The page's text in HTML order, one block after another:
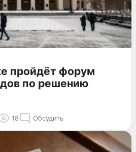
пройдёт форум
по решению
18 Обсудить